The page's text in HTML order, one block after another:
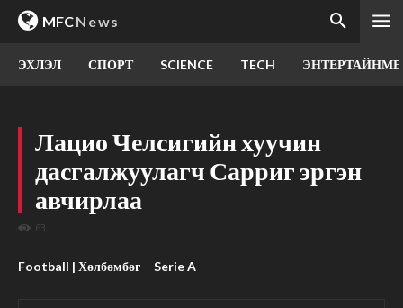
MFCNews
ЭХЛЭЛ СПОРТ SCIENCE TECH
Лацио Челсигийн хуучин
дасгалжуулагч Сарриг эргэн
авчирлаа
63
Football | Хөлбөмбөг Serie A